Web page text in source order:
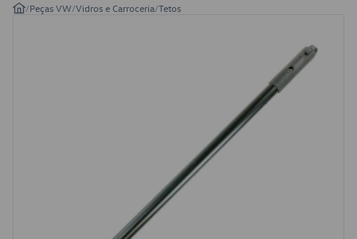
/Peças VW/Vidros e Carroceria/Tetos